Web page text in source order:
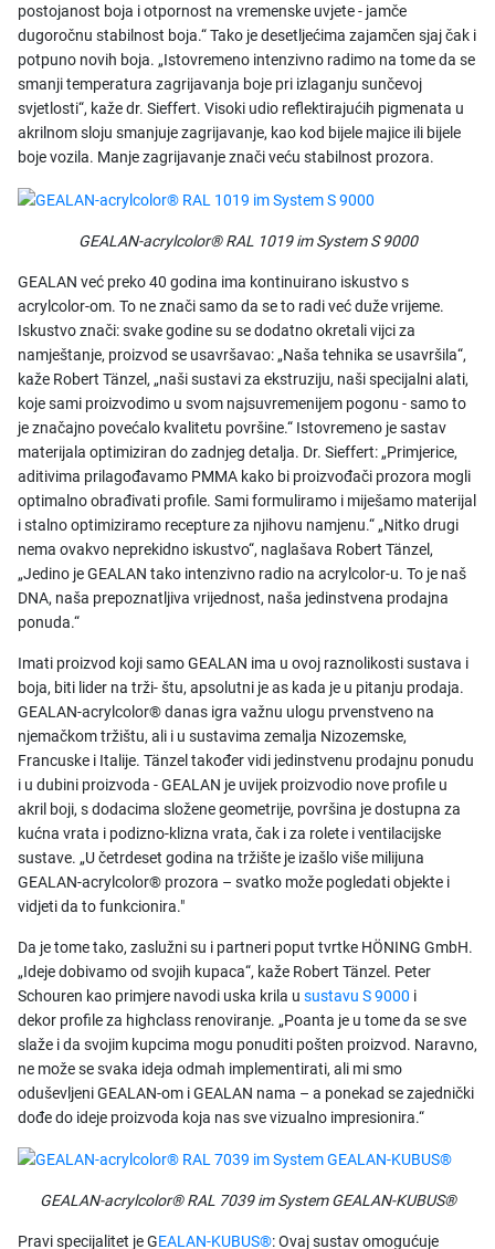
postojanost boja i otpornost na vremenske uvjete - jamče
dugoročnu stabilnost boja.“ Tako je desetljećima zajamčen sjaj čak i
potpuno novih boja. „Istovremeno intenzivno radimo na tome da se
smanji temperatura zagrijavanja boje pri izlaganju sunčevoj
svjetlosti“, kaže dr. Sieffert. Visoki udio reflektirajućih pigmenata u
akrilnom sloju smanjuje zagrijavanje, kao kod bijele majice ili bijele
boje vozila. Manje zagrijavanje znači veću stabilnost prozora.
GEALAN-acrylcolor® RAL 1019 im System S 9000
GEALAN već preko 40 godina ima kontinuirano iskustvo s
acrylcolor-om. To ne znači samo da se to radi već duže vrijeme.
Iskustvo znači: svake godine su se dodatno okretali vijci za
namještanje, proizvod se usavršavao: „Naša tehnika se usavršila“,
kaže Robert Tänzel, „naši sustavi za ekstruziju, naši specijalni alati,
koje sami proizvodimo u svom najsuvremenijem pogonu - samo to
je značajno povećalo kvalitetu površine.“ Istovremeno je sastav
materijala optimiziran do zadnjeg detalja. Dr. Sieffert: „Primjerice,
aditivima prilagođavamo PMMA kako bi proizvođači prozora mogli
optimalno obrađivati profile. Sami formuliramo i miješamo materijal
i stalno optimiziramo recepture za njihovu namjenu.“ „Nitko drugi
nema ovakvo neprekidno iskustvo“, naglašava Robert Tänzel,
„Jedino je GEALAN tako intenzivno radio na acrylcolor-u. To je naš
DNA, naša prepoznatljiva vrijednost, naša jedinstvena prodajna
ponuda.“
Imati proizvod koji samo GEALAN ima u ovoj raznolikosti sustava i
boja, biti lider na trži- štu, apsolutni je as kada je u pitanju prodaja.
GEALAN-acrylcolor® danas igra važnu ulogu prvenstveno na
njemačkom tržištu, ali i u sustavima zemalja Nizozemske,
Francuske i Italije. Tänzel također vidi jedinstvenu prodajnu ponudu
i u dubini proizvoda - GEALAN je uvijek proizvodio nove profile u
akril boji, s dodacima složene geometrije, površina je dostupna za
kućna vrata i podizno-klizna vrata, čak i za rolete i ventilacijske
sustave. „U četrdeset godina na tržište je izašlo više milijuna
GEALAN-acrylcolor® prozora – svatko može pogledati objekte i
vidjeti da to funkcionira."
Da je tome tako, zaslužni su i partneri poput tvrtke HÖNING GmbH.
„Ideje dobivamo od svojih kupaca“, kaže Robert Tänzel. Peter
Schouren kao primjere navodi uska krila u sustavu S 9000 i
dekor profile za highclass renoviranje. „Poanta je u tome da se sve
slaže i da svojim kupcima mogu ponuditi pošten proizvod. Naravno,
ne može se svaka ideja odmah implementirati, ali mi smo
oduševljeni GEALAN-om i GEALAN nama – a ponekad se zajednički
dođe do ideje proizvoda koja nas sve vizualno impresionira.“
GEALAN-acrylcolor® RAL 7039 im System GEALAN-KUBUS®
Pravi specijalitet je GEALAN-KUBUS®: Ovaj sustav omogućuje